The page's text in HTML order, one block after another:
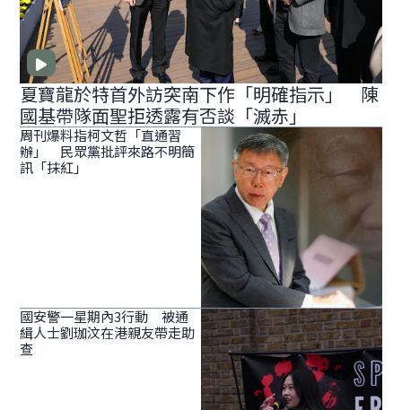
夏寶龍於特首外訪突南下作「明確指示」 陳
國基帶隊面聖拒透露有否談「滅赤」
周刊爆料指柯文哲「直通習
辦」 民眾黨批評來路不明簡
訊「抹紅」
國安警一星期內3行動 被通
緝人士劉珈汶在港親友帶走助
查